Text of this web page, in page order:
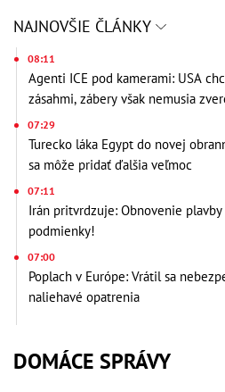
NAJNOVŠIE ČLÁNKY
08:11
Agenti ICE pod kamerami: USA
zásahmi, zábery však nemusia
07:29
Turecko láka Egypt do novej
sa môže pridať ďalšia veľmoc
07:11
Irán pritvrdzuje: Obnovenie
podmienky!
07:00
Poplach v Európe: Vrátil sa
naliehavé opatrenia
DOMÁCE SPRÁVY